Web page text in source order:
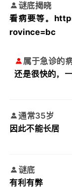
谜底揭晓
看病要等。
rovince=bc
属于急诊的
还是很快的，
通常35岁
因此不能长居
谜底
有利有弊